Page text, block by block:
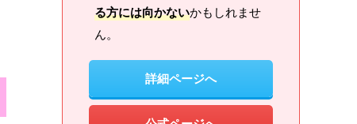
る方には向かないかもしれませ
ん。
詳細ページへ